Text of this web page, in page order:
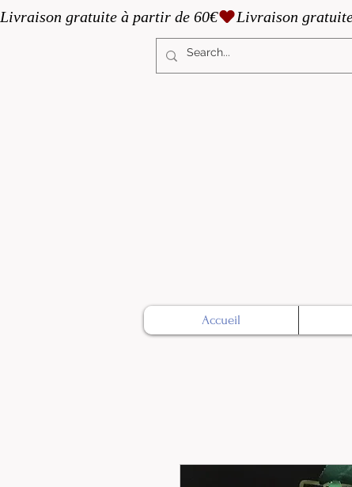
Livraison gratuite à partir de 60€
Accueil